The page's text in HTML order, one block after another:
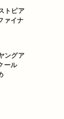
トピア
ァイナ
ングア
ール